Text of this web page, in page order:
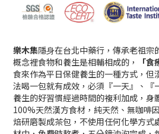
樂木集隱⾝在台北中藥行，傳承老祖宗
概念裡食物和養生是相輔相成的，
「食
食來作為平日保健養生的一種方式，但
法喝一包就有成效，必須『一天』、『
養生的好習慣經過時間的複利加成，身
100%天然漢方食材，純天然、無咖啡
焙研磨製成茶包，不使用任何化學方式